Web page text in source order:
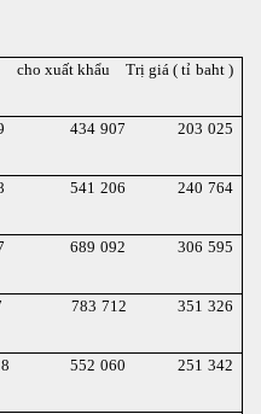
khẩu Trị giá ( tỉ baht )
434 907 203 025
541 206 240 764
689 092 306 595
783 712 351 326
552 060 251 342